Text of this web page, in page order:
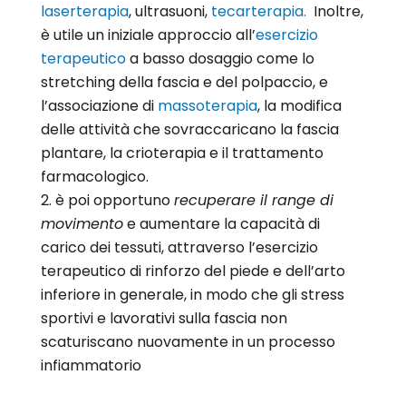
laserterapia, ultrasuoni, tecarterapia. Inoltre,
è utile un iniziale approccio all’esercizio
terapeuticoa basso dosaggio come lo
stretching della fascia e del polpaccio, e
l’associazione di massoterapia, la modifica
delle attività che sovraccaricano la fascia
plantare, la crioterapia e il trattamento
farmacologico.
è poi opportunorecuperare il range di
movimentoe aumentare la capacità di
carico dei tessuti, attraverso l’esercizio
terapeutico di rinforzo del piede e dell’arto
inferiore in generale, in modo che gli stress
sportivi e lavorativi sulla fascia non
scaturiscano nuovamente in un processo
infiammatorio